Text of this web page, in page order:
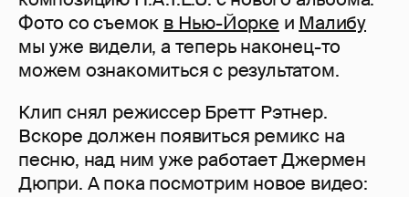
Фото со съемок в Нью-Йорке и Малибу
мы уже видели, а теперь наконец-то
можем ознакомиться с результатом.
Клип снял режиссер Бретт Рэтнер.
Вскоре должен появиться ремикс на
песню, над ним уже работает Джермен
Дюпри. А пока посмотрим новое видео: